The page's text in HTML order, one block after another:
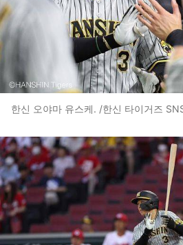
한신 오야마 유스케. /한신 타이거즈